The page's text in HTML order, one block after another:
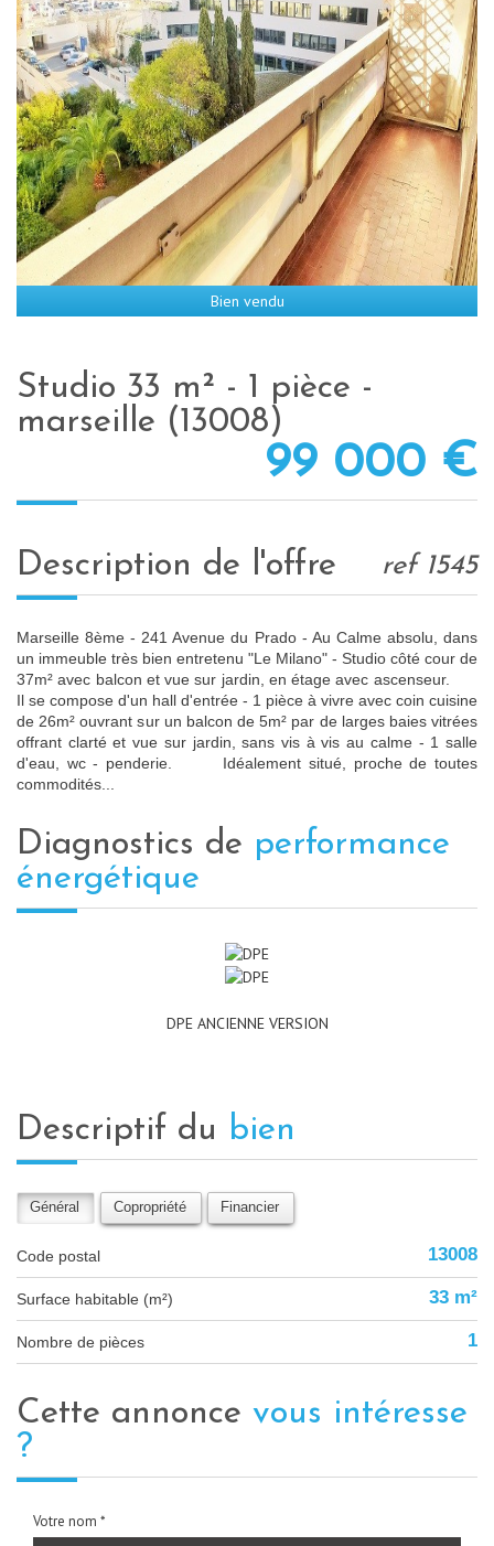
Bien vendu
studio 33 m² - 1 pièce -
marseille (13008)
99 000 €
description de l'offre ref 1545
Marseille 8ème - 241 Avenue du Prado - Au Calme absolu, dans
un immeuble très bien entretenu "Le Milano" - Studio côté cour de
37m² avec balcon et vue sur jardin, en étage avec ascenseur.
Il se compose d'un hall d'entrée - 1 pièce à vivre avec coin cuisine
de 26m² ouvrant sur un balcon de 5m² par de larges baies vitrées
offrant clarté et vue sur jardin, sans vis à vis au calme - 1 salle
d'eau, wc - penderie. Idéalement situé, proche de toutes
commodités...
diagnostics de performance
énergétique
DPE ANCIENNE VERSION
descriptif du bien
Général Copropriété Financier
Code postal 13008
Surface habitable (m²) 33 m²
Nombre de pièces 1
cette annonce vous intéresse
?
Votre nom *